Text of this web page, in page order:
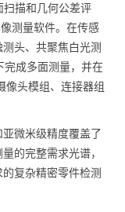
扫描和几何公差评
测量软件。在传感
头、共聚焦白光测
完成多面测量，并在
像头模组、连接器组
微米级精度覆盖了
的完整需求光谱，
复杂精密零件检测